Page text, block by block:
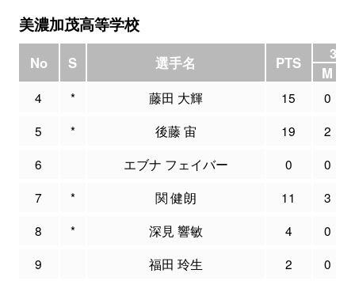
美濃加茂高等学校
No S 選手名 PTS
3P
M
4 * 藤田 大輝 15
0
5
* 後藤 宙 19
2
6
エブナ フェイバー 0
0
7
* 関 健朗 11
3
8
* 深見 響敏 4
0
9
福田 玲生 2 0